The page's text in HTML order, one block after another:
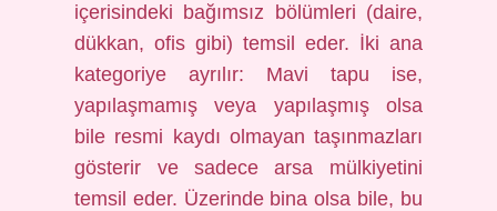
içerisindeki bağımsız bölümleri (daire,
dükkan, ofis gibi) temsil eder. İki ana
kategoriye ayrılır: Mavi tapu ise,
yapılaşmamış veya yapılaşmış olsa
bile resmi kaydı olmayan taşınmazları
gösterir ve sadece arsa mülkiyetini
temsil eder. Üzerinde bina olsa bile, bu